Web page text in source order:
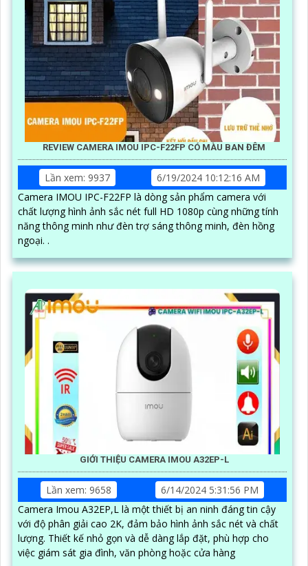
REVIEW CAMERA IMOU IPC-F22FP CÓ MÀU BAN ĐÊM
Lần xem: 9937
6/19/2024 10:12:16 AM
Camera IMOU IPC-F22FP là dòng sản phẩm camera với
chất lượng hình ảnh sắc nét full HD 1080p cùng những tính
năng thông minh như đèn trợ sáng thông minh, đèn hồng
ngoại. .
GIỚI THIỆU CAMERA IMOU A32EP-L
Lần xem: 9658
6/14/2024 5:31:56 PM
Camera Imou A32EP,L là một thiết bị an ninh đáng tin cậy
với độ phân giải cao 2K, đảm bảo hình ảnh sắc nét và chất
lượng. Thiết kế nhỏ gọn và dễ dàng lắp đặt, phù hợp cho
việc giám sát gia đình, văn phòng hoặc cửa hàng